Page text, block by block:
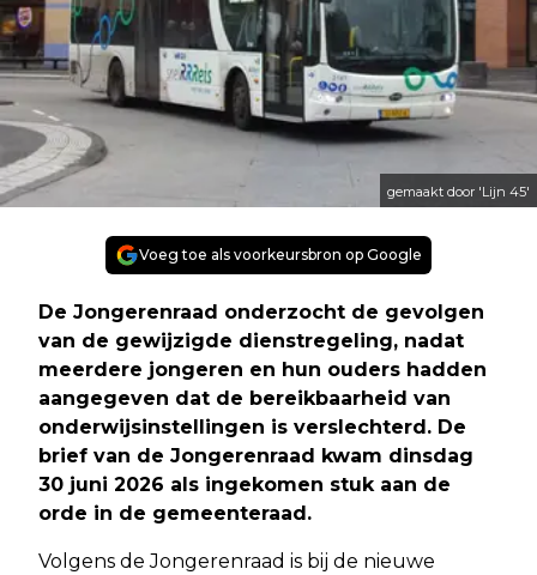
gemaakt door 'Lijn 45'
Voeg toe als voorkeursbron op Google
De Jongerenraad onderzocht de gevolgen
van de gewijzigde dienstregeling, nadat
meerdere jongeren en hun ouders hadden
aangegeven dat de bereikbaarheid van
onderwijsinstellingen is verslechterd. De
brief van de Jongerenraad kwam dinsdag
30 juni 2026 als ingekomen stuk aan de
orde in de gemeenteraad.
Volgens de Jongerenraad is bij de nieuwe